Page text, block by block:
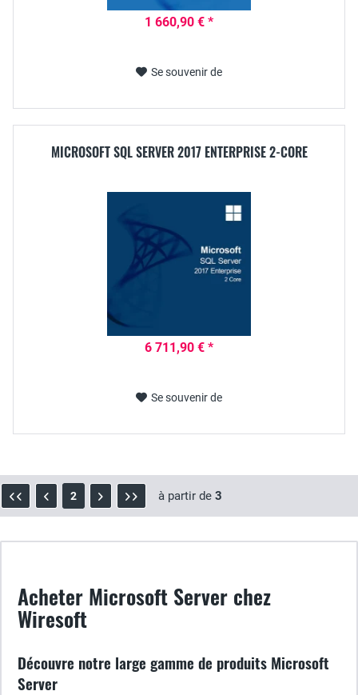
1 660,90 € *
Se souvenir de
MICROSOFT SQL SERVER 2017 ENTERPRISE 2-CORE
6 711,90 € *
Se souvenir de
2 à partir de 3
Acheter Microsoft Server chez
Wiresoft
Découvre notre large gamme de produits Microsoft
Server